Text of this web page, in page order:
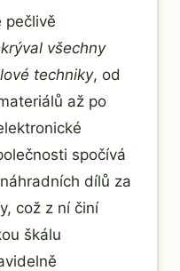
pečlivě
všechny
techniky, od
až po
spočívá
dílů za
což z ní činí
škálu